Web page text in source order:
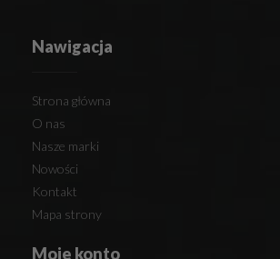
Nawigacja
Strona główna
O nas
Nasze marki
Nowości
Kontakt
Mapa strony
Moje konto